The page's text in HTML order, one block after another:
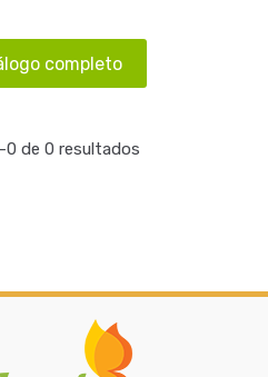
completo
de 0 resultados